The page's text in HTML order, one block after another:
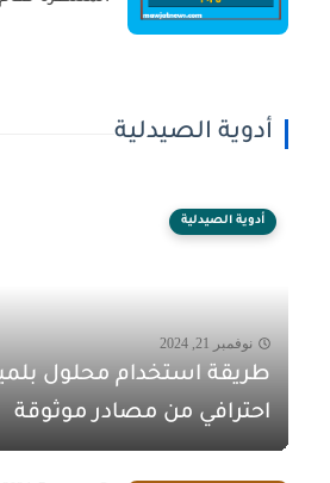
أدوية الصيدلية
أدوية الصيدلية
نوفمبر 21, 2024
طريقة استخدام محلول
احترافي من مصادر موثوقة